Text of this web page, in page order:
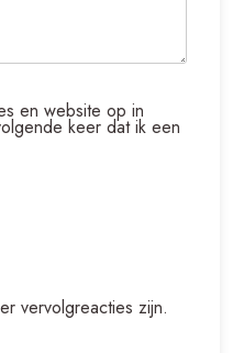
en website op in
keer dat ik een
vervolgreacties zijn.